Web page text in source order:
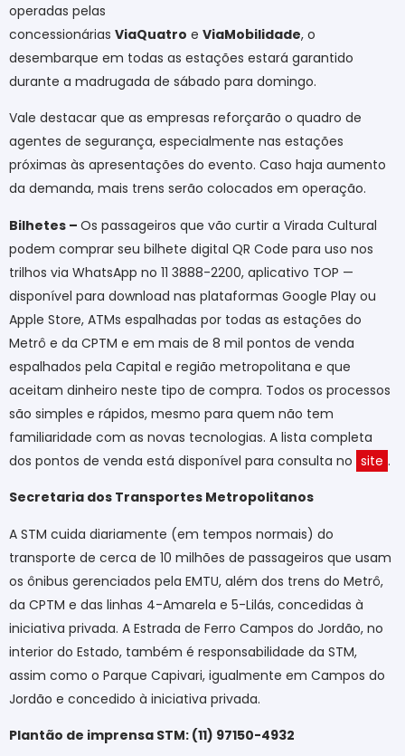
operadas pelas
concessionárias ViaQuatro e ViaMobilidade, o
desembarque em todas as estações estará garantido
durante a madrugada de sábado para domingo.
Vale destacar que as empresas reforçarão o quadro de
agentes de segurança, especialmente nas estações
próximas às apresentações do evento. Caso haja aumento
da demanda, mais trens serão colocados em operação.
Bilhetes – Os passageiros que vão curtir a Virada Cultural
podem comprar seu bilhete digital QR Code para uso nos
trilhos via WhatsApp no 11 3888-2200, aplicativo TOP —
disponível para download nas plataformas Google Play ou
Apple Store, ATMs espalhadas por todas as estações do
Metrô e da CPTM e em mais de 8 mil pontos de venda
espalhados pela Capital e região metropolitana e que
aceitam dinheiro neste tipo de compra. Todos os processos
são simples e rápidos, mesmo para quem não tem
familiaridade com as novas tecnologias. A lista completa
dos pontos de venda está disponível para consulta no site .
Secretaria dos Transportes Metropolitanos
A STM cuida diariamente (em tempos normais) do
transporte de cerca de 10 milhões de passageiros que usam
os ônibus gerenciados pela EMTU, além dos trens do Metrô,
da CPTM e das linhas 4-Amarela e 5-Lilás, concedidas à
iniciativa privada. A Estrada de Ferro Campos do Jordão, no
interior do Estado, também é responsabilidade da STM,
assim como o Parque Capivari, igualmente em Campos do
Jordão e concedido à iniciativa privada.
Plantão de imprensa STM: (11) 97150-4932